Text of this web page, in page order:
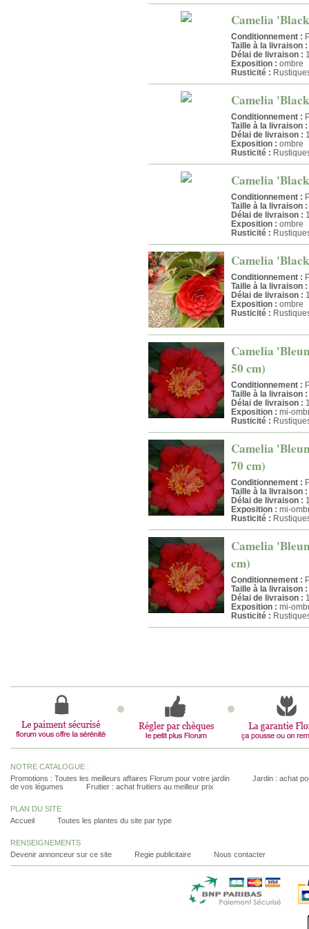
Camelia
Conditionnement :
Taille à la livraison :
Délai de livraison :
Exposition : ombre
Rusticité :
Camelia
Conditionnement :
Taille à la livraison :
Délai de livraison :
Exposition : ombre
Rusticité :
Camelia
Conditionnement :
Taille à la livraison :
Délai de livraison :
Exposition : ombre
Rusticité :
Camelia
Conditionnement :
Taille à la livraison :
Délai de livraison :
Exposition : ombre
Rusticité :
Camelia
50 cm)
Conditionnement :
Taille à la livraison :
Délai de livraison :
Exposition : mi-
Rusticité :
Camelia
70 cm)
Conditionnement :
Taille à la livraison :
Délai de livraison :
Exposition : mi-
Rusticité :
Camelia
cm)
Conditionnement :
Taille à la livraison :
Délai de livraison :
Exposition : mi-
Rusticité :
NOTRE CATALOGUE :
Promotions : Toutes les meilleurs affaires Florum pour votre jardin
Jardin : achat
de vos légumes
Fruitier : achat fruitiers au meilleur prix
PLAN DU SITE
Accueil
Toutes les plantes du site par type
RENSEIGNEMENTS
Devenir annonceur sur ce site
Regie publicitaire Nous contacter